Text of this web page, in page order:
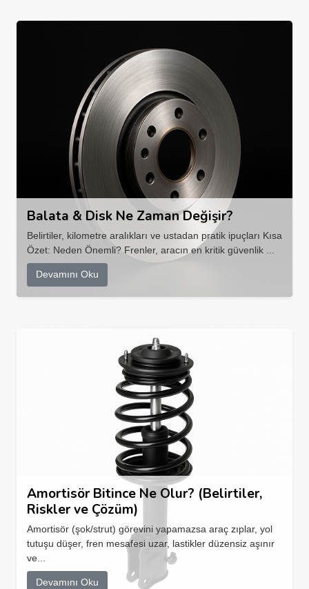
Balata & Disk Ne Zaman Değişir?
Belirtiler, kilometre aralıkları ve ustadan pratik ipuçları Kısa
Özet: Neden Önemli? Frenler, aracın en kritik güvenlik ...
Devamını Oku
Amortisör Bitince Ne Olur? (Belirtiler,
Riskler ve Çözüm)
Amortisör (şok/strut) görevini yapamazsa araç zıplar, yol
tutuşu düşer, fren mesafesi uzar, lastikler düzensiz aşınır
ve...
Devamını Oku